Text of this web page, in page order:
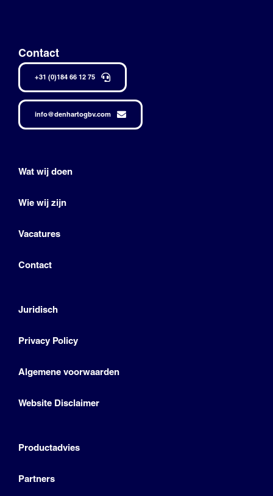
Contact
+31 (0)184 66 12 75
info@denhartogbv.com
Wat wij doen
Wie wij zijn
Vacatures
Contact
Juridisch
Privacy Policy
Algemene voorwaarden
Website Disclaimer
Productadvies
Partners